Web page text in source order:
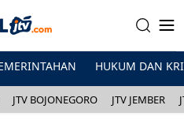
HUKUM DAN
JTV BOJONEGORO JTV JEMBER